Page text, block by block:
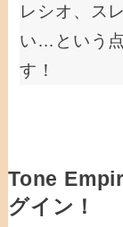
レシオ、ス
い…という
す！
Tone
グイン！